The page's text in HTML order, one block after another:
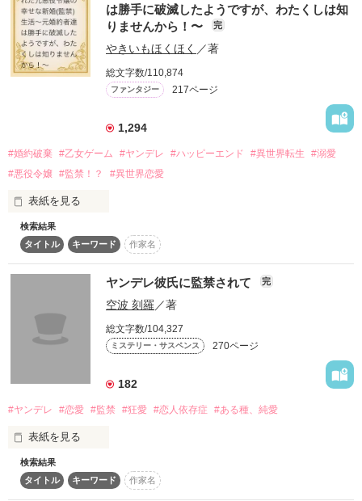
詳しく検索
感想
長編 中編
作品の長さについて
超短編！フェチから始まる溺愛コンテスト
賞」ベリーズカフェ会場
その他の条件 動画あり
は勝手に破滅したようですが、わたくしは知
りませんから！〜
完
やきいもほくほく ／著
総文字数/110,874
ファンタジー 217ページ
1,294
#婚約破棄 #乙女ゲーム #ヤンデレ #ハッピーエンド #異世界転生
#溺愛
#悪役令嬢 #監禁！？ #異世界恋愛
表紙を見る
◆◇◆◇◆◇◆◇◆◇◆
KTC異世界漫画原作大賞
🏆編集部特別賞🏆
受賞いたしました！！！
◆◇◆◇◆◇◆◇◆◇◆
──転生した悪役令嬢が必ず幸せになるとは限らない！？
乙女ゲームの悪役令嬢、マティルダに転生して断罪を回避しよ
うと懸命に努力して奮闘するも力及ばずバッドエンドを迎え
なんせ恋愛知識ゼロの喪女にはハードルが高く、攻略対象者達
は次々に乙女ゲームのヒロイン、シエナに落とされていく。
そして冤罪の罪で婚約破棄と国外追放が確定した。
厳しい公爵家に帰るわけにもいかずに途方に暮れていると自殺
(誤解)しようとしていると勘違いされて救われる。
検索結果
タイトル
キーワード 作家名
ヤンデレ彼氏に監禁されて 完
空波 刻羅 ／著
総文字数/104,327
ミステリー・サスペンス 270ページ
182
#ヤンデレ #恋愛 #監禁 #狂愛 #恋人依存症 #ある種、純愛
表紙を見る
大学二年の冬のこと
検索結果
タイトル
キーワード 作家名